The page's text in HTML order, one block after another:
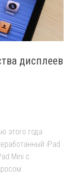
дисплеев
этого года
iPad
Mini с